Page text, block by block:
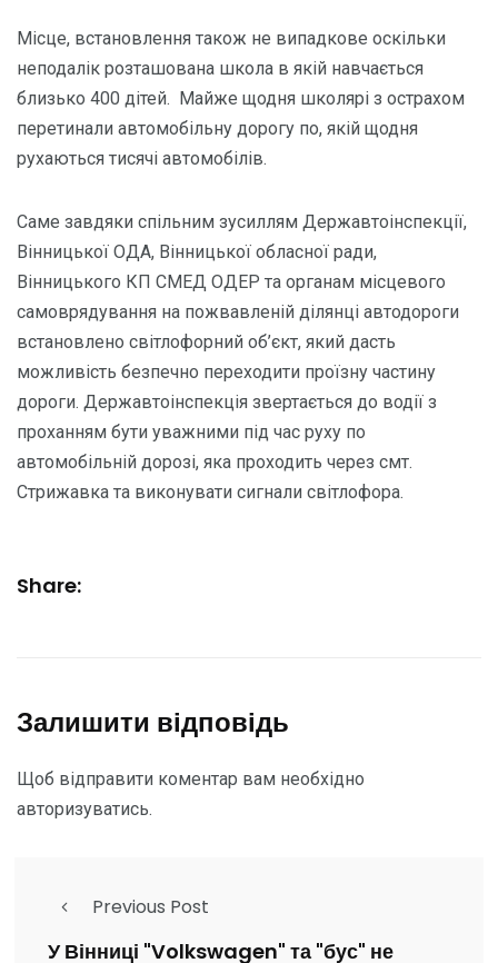
Місце, встановлення також не випадкове оскільки
неподалік розташована школа в якій навчається
близько 400 дітей. Майже щодня школярі з острахом
перетинали автомобільну дорогу по, якій щодня
рухаються тисячі автомобілів.
Саме завдяки спільним зусиллям Державтоінспекції,
Вінницької ОДА, Вінницької обласної ради,
Вінницького КП СМЕД ОДЕР та органам місцевого
самоврядування на пожвавленій ділянці автодороги
встановлено світлофорний об’єкт, який дасть
можливість безпечно переходити проїзну частину
дороги. Державтоінспекція звертається до водії з
проханням бути уважними під час руху по
автомобільній дорозі, яка проходить через смт.
Стрижавка та виконувати сигнали світлофора.
Share:
Залишити відповідь
Щоб відправити коментар вам необхідно
авторизуватись.
Previous Post
У Вінниці "Volkswagen" та "бус" не